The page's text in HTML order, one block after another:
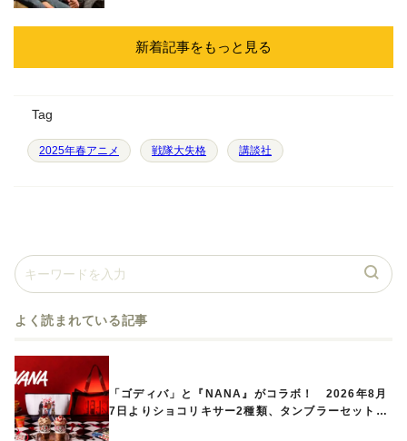
新着記事をもっと見る
Tag
2025年春アニメ 戦隊大失格 講談社
よく読まれている記事
「ゴディバ」と『NANA』がコラボ！ 2026年8月
7日よりショコリキサー2種類、タンブラーセットな